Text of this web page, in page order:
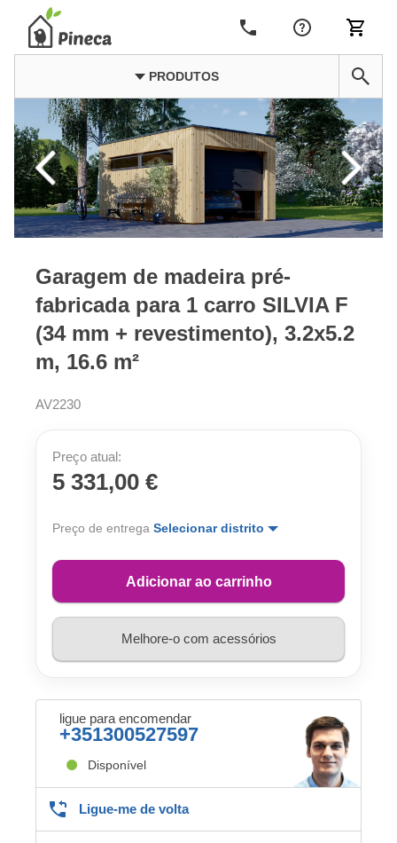
PRODUTOS
Garagem de madeira pré-
fabricada para 1 carro SILVIA F
(34 mm + revestimento), 3.2x5.2
m, 16.6 m²
AV2230
Preço atual:
5 331,00 €
Preço de entrega Selecionar distrito
Adicionar ao carrinho
Melhore-o com acessórios
ligue para encomendar
+351300527597
Disponível
Ligue-me de volta